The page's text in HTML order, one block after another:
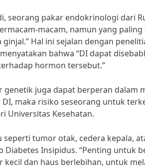
seorang pakar endokrinologi dari
macam, namun yang
ginjal.” Hal ini sejalan dengan
bahwa “DI dapat
hormon tersebut.”
genetik juga dapat berperan dalam
maka risiko seseorang untuk
Universitas Kesehatan.
seperti tumor otak, cedera kepala,
Diabetes Insipidus. “Penting untuk
kecil dan haus berlebihan, untuk